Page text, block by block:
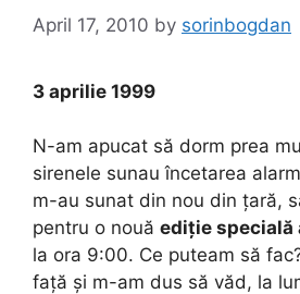
April 17, 2010 by sorinbogdan
3 aprilie 1999
N-am apucat să dorm prea
sirenele sunau încetarea
m-au sunat din nou din țară,
pentru o nouă ediție specială
la ora 9:00. Ce puteam să
față și m-am dus să văd, la